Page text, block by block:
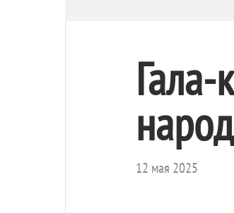
12 мая 2025